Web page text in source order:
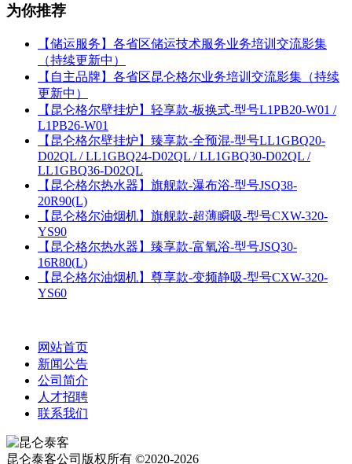
为你推荐
【储运服务】各省区储运技术服务业务培训交流影集
（持续更新中）
【自主品牌】各省区昆仑格尔业务培训交流影集（持续
更新中）
【昆仑格尔壁挂炉】轻享款-板换式-型号L1PB20-W01 /
L1PB26-W01
【昆仑格尔壁挂炉】臻享款-全预混-型号LL1GBQ20-
D02QL / LL1GBQ24-D02QL / LL1GBQ30-D02QL /
LL1GBQ36-D02QL
【昆仑格尔热水器】旗舰款-瀑布浴-型号JSQ38-
20R90(L)
【昆仑格尔油烟机】旗舰款-超薄瞬吸-型号CXW-320-
YS90
【昆仑格尔热水器】臻享款-富氧浴-型号JSQ30-
16R80(L)
【昆仑格尔油烟机】尊享款-变频静吸-型号CXW-320-
YS60
网站首页
新闻公告
公司简介
人才招聘
联系我们
昆仑泰客公司版权所有 ©2020-2026